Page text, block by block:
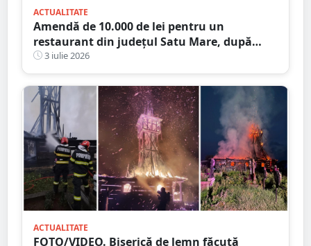
ACTUALITATE
Amendă de 10.000 de lei pentru un
restaurant din județul Satu Mare, după
verificările DSVSA
3 iulie 2026
ACTUALITATE
FOTO/VIDEO. Biserică de lemn făcută